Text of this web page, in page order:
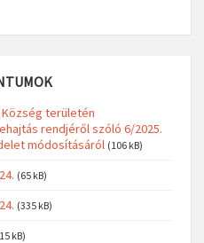
Község területén
rendjéről szóló 6/2025.
módosításáról (106 kB)
(65 kB)
(335 kB)
kB)